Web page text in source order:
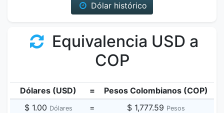
Dólar histórico
Equivalencia USD a
COP
Dólares (USD) =
Pesos Colombianos (COP)
$ 1.00 Dólares = $ 1,777.59 Pesos